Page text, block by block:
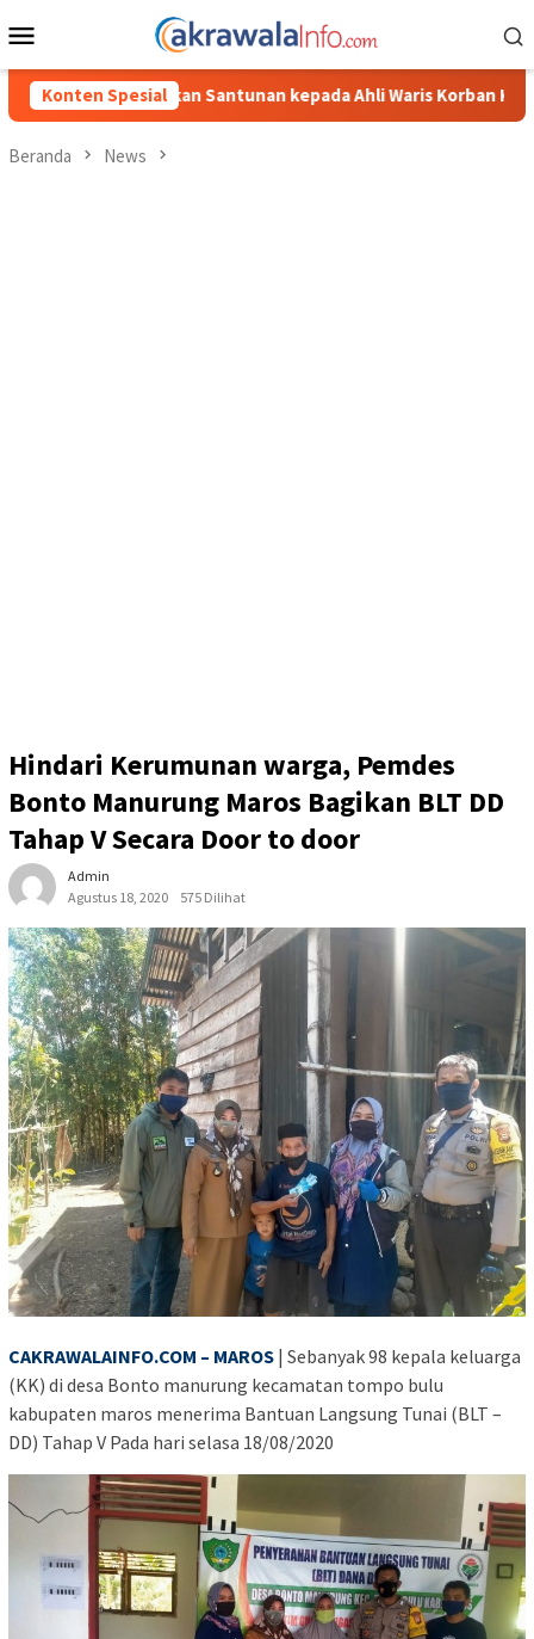
ke
Mobile
Konten Spesial
kepada Ahli Waris Korban Kebakaran KM Mutiara Sentosa II
Beranda News
Hindari Kerumunan warga, Pemdes
Bonto Manurung Maros Bagikan BLT DD
Tahap V Secara Door to door
Admin
Agustus 18, 2020
575 Dilihat
CAKRAWALAINFO.COM – MAROS | Sebanyak 98 kepala keluarga
(KK) di desa Bonto manurung kecamatan tompo bulu
kabupaten maros menerima Bantuan Langsung Tunai (BLT –
DD) Tahap V Pada hari selasa 18/08/2020